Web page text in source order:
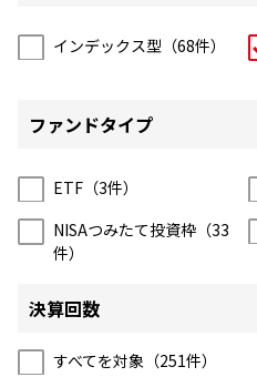
国内株式議決権行使の方針と
インデックス型（68件）
ファンドタイプ
ETF（3件）
NISAつみたて投資枠（33
件）
決算回数
すべてを対象（251件）